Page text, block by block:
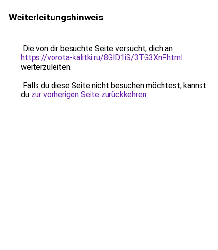
Weiterleitungshinweis
Die von dir besuchte Seite versucht, dich an
https://vorota-kalitki.ru/8GlD1iS/3TG3XnF.html
weiterzuleiten.
Falls du diese Seite nicht besuchen möchtest, kannst
du zur vorherigen Seite zurückkehren.